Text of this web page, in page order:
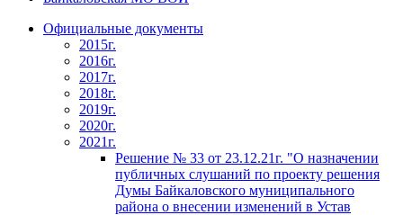
Официальные документы
2015г.
2016г.
2017г.
2018г.
2019г.
2020г.
2021г.
Решение № 33 от 23.12.21г. "О назначении
публичных слушаний по проекту решения
Думы Байкаловского муниципального
района о внесении изменений в Устав